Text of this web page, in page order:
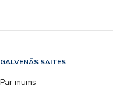
GALVENĀS SAITES
Par mums